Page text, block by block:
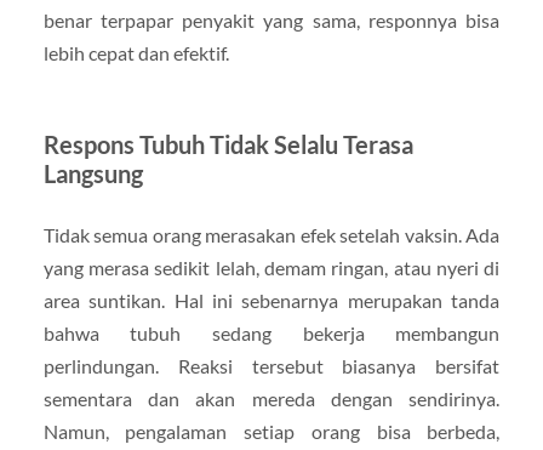
benar terpapar penyakit yang sama, responnya bisa
lebih cepat dan efektif.
Respons Tubuh Tidak Selalu Terasa
Langsung
Tidak semua orang merasakan efek setelah vaksin. Ada
yang merasa sedikit lelah, demam ringan, atau nyeri di
area suntikan. Hal ini sebenarnya merupakan tanda
bahwa tubuh sedang bekerja membangun
perlindungan. Reaksi tersebut biasanya bersifat
sementara dan akan mereda dengan sendirinya.
Namun, pengalaman setiap orang bisa berbeda,